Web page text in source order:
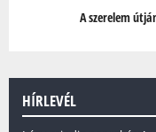
A szerelem
HÍRLEVÉL